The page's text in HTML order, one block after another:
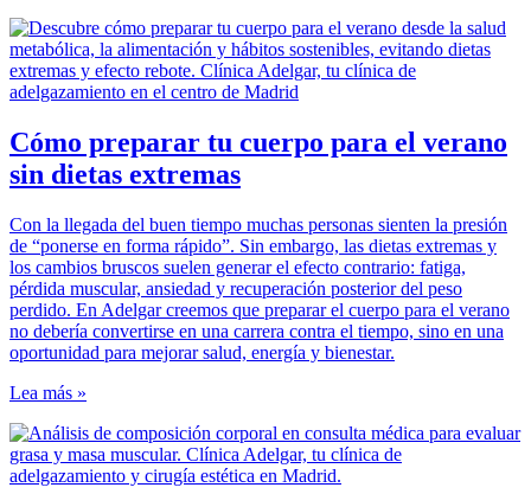
Cómo preparar tu cuerpo para el verano
sin dietas extremas
Con la llegada del buen tiempo muchas personas sienten la presión
de “ponerse en forma rápido”. Sin embargo, las dietas extremas y
los cambios bruscos suelen generar el efecto contrario: fatiga,
pérdida muscular, ansiedad y recuperación posterior del peso
perdido. En Adelgar creemos que preparar el cuerpo para el verano
no debería convertirse en una carrera contra el tiempo, sino en una
oportunidad para mejorar salud, energía y bienestar.
Lea más »